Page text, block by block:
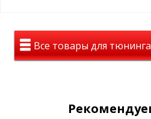
Все товары для